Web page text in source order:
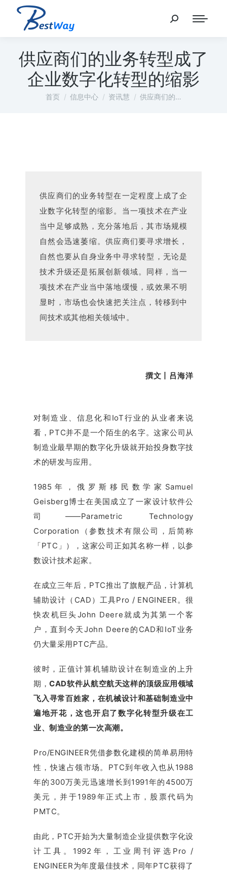
供应商们的业务转型成了
企业数字化转型的缩影
您在这里：
首页 信息中心 资讯慧 供应商们的…
供应商们的业务转型在一定程度上成了企
业数字化转型的缩影。当一项技术在产业
当中足够成熟，充分落地后，其市场规模
自然会迅速萎缩。供应商们要寻求增长，
自然也要从自身业务中寻求转型，无论是
技术升级还是拓展创新领域。同样，当一
项技术在产业当中落地缓慢，或效果不明
显时，市场也会快速把关注点，转移到中
间技术或其他相关领域中。
撰文丨 吕海洋
对制造业、信息化和IoT行业的从业者来说
看，PTC并不是一个陌生的名字。这家公司从
制造业最早期的数字化升级就开始投身数字技
术的研发与应用。
1985年，俄罗斯移民数学家Samuel
Geisberg博士在美国成立了一家设计软件公
司——Parametric Technology
Corporation（参数技术有限公司，后简称
「PTC」），这家公司正如其名称一样，以参
数设计技术起家。
在成立三年后，PTC推出了旗舰产品，计算机
辅助设计（CAD）工具Pro / ENGINEER。很
快农机巨头John Deere就成为其第一个客
户，直到今天John Deere的CAD和IoT业务
仍大量采用PTC产品。
彼时，正值计算机辅助设计在制造业的上升
期，CAD软件从航空航天这样的顶级应用领域
飞入寻常百姓家，在机械设计和基础制造业中
遍地开花，这也开启了数字化转型升级在工
业、制造业的第一次高潮。
Pro/ENGINEER凭借参数化建模的简单易用特
性，快速占领市场。PTC到年收入也从1988
年的300万美元迅速增长到1991年的4500万
美元，并于1989年正式上市，股票代码为
PMTC。
由此，PTC开始为大量制造企业提供数字化设
计工具。1992年，工业周刊评选Pro /
ENGINEER为年度最佳技术，同年PTC获得了